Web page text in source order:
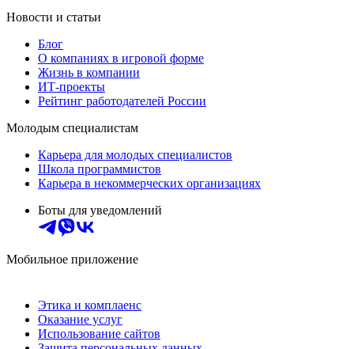
Новости и статьи
Блог
О компаниях в игровой форме
Жизнь в компании
ИТ-проекты
Рейтинг работодателей России
Молодым специалистам
Карьера для молодых специалистов
Школа программистов
Карьера в некоммерческих организациях
Боты для уведомлений
Мобильное приложение
Этика и комплаенс
Оказание услуг
Использование сайтов